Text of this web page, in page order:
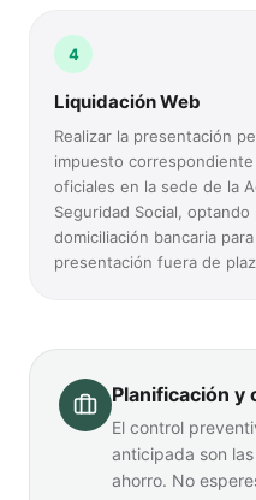
4
Liquidación Web
Realizar la presentación
impuesto
oficiales en la sede de la
Seguridad Social,
domiciliación bancaria
presentación fuera de
Planificación y
El control
anticipada son
ahorro. No